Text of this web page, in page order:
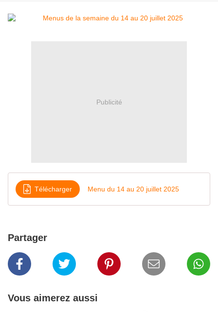
Publicité
Télécharger Menu du 14 au 20 juillet 2025
Partager
Vous aimerez aussi